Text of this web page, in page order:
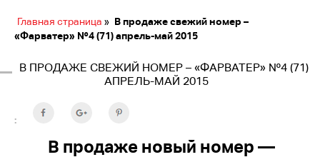
Главная страница » В продаже свежий номер –
«Фарватер» №4 (71) апрель-май 2015
В ПРОДАЖЕ СВЕЖИЙ НОМЕР – «ФАРВАТЕР» №4 (71)
АПРЕЛЬ-МАЙ 2015
:
В продаже новый номер —